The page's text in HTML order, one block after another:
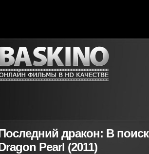
дракон: В
Pearl (2011)